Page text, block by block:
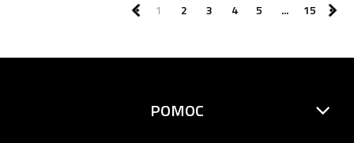
1 2 3 4 5 ... 15
POMOC